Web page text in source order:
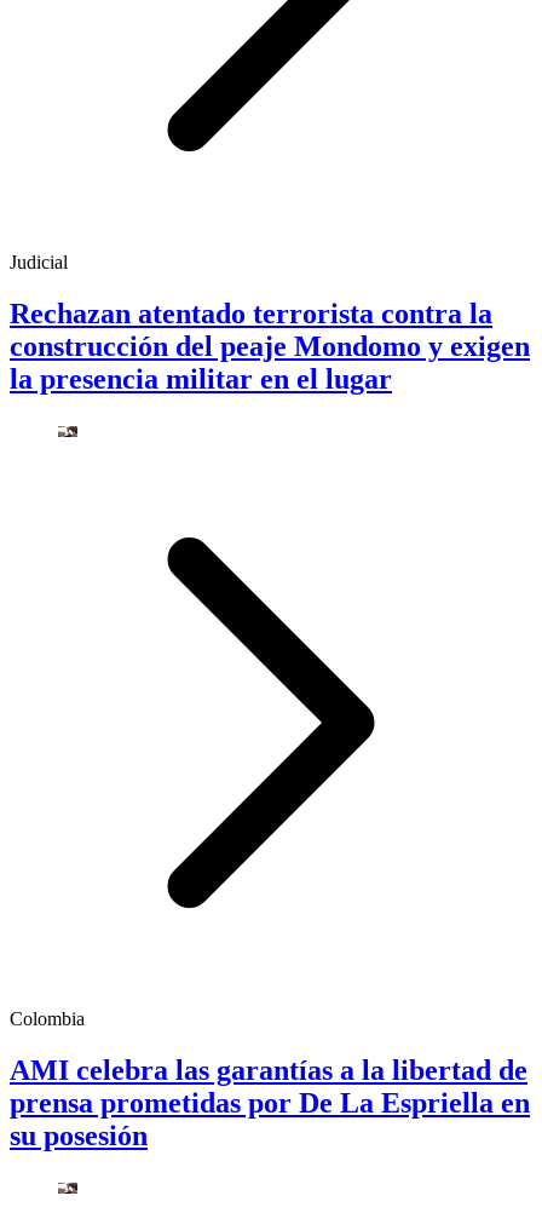
Judicial
Rechazan atentado terrorista contra la
construcción del peaje Mondomo y exigen
la presencia militar en el lugar
Colombia
AMI celebra las garantías a la libertad de
prensa prometidas por De La Espriella en
su posesión